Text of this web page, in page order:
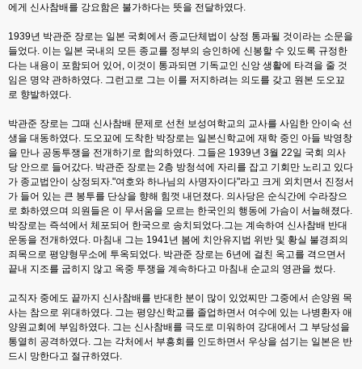
에게 신사참배를 강요함은 불가하다는 뜻을 전달하였다.
1939년 박관준 장로는 일본 국회에서 종교단체법이 상정 통과될 것이라는 소문을
들었다. 이는 일본 국내의 모든 종교를 정부의 승인하에 신봉할 수 있도록 규정한
다는 내용이 포함되어 있어, 이것이 통과되면 기독교인 신앙 생활에 타격을 줄 것
임은 명약 관하하였다. 그런고로 그는 이를 저지하려는 의도를 갖고 원본 도오꾜
로 향발하였다.
박관준 장로는 그때 신사참배 문제로 선천 보성여학교의 교사를 사임한 안이숙 선
생을 대동하였다. 도오꾜에 도착한 박장로는 일본신학교에 재학 중인 아들 박영창
을 만나 공동투쟁을 전개하기로 합의하였다. 그들은 1939년 3월 22일 국회 의사
당 안으로 들어갔다. 박관준 장로는 2층 방청석에 자리를 잡고 기회만 노리고 있다
가 종교법안이 상정되자."여호와 하나님의 사명자이다"라고 크게 외치면서 진정서
가 들어 있는 큰 봉투를 단상을 향해 힘껏 내던졌다. 의사당은 순식간에 수라장으
로 화하였으며 의원들은 이 무서움을 모르는 한국인의 행동에 가슴이 서늘해졌다.
박장로는 즉석에서 체포되어 한국으로 송치되었다.그는 계속하여 신사참배 반대
운동을 전개하였다. 마침내 그는 1941년 봄에 치안유지법 위반 및 황실 불경죄의
죄목으로 평양형무소에 투옥되었다. 박관준 장로는 6년에 걸친 옥고를 격으면서
끝내 지조를 굽히지 않고 옥중 투쟁을 계속하다고 마침내 순교의 영관을 썼다.
교직자 중에도 끝까지 신사참배를 반대한 분이 많이 있었찌만 그중에서 손양원 목
사는 참으로 위대하였다. 그는 평양신학교를 졸업하면서 여수에 있는 나병환자 애
양원교회에 부임하였다. 그는 신사참배를 극도로 미워하여 강대에서 그 부당성을
통열히 공격하였다. 그는 각처에서 부흥회를 인도하면서 우상을 섬기는 일본은 반
드시 망한다고 절규하였다.